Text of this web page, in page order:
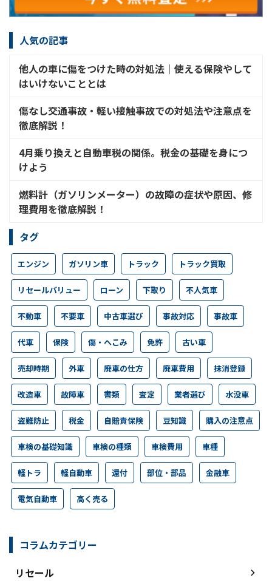
人気の記事
他人の車に傷をつけた時の対処法│使える保険やして
はいけないこととは
傷なし交通事故・軽い接触事故での対処法や注意点を
徹底解説！
4月乗り換えと自動車税の関係。税金の基礎を身につ
けよう
燃料計（ガソリンメーター）の故障の症状や原因、修
理費用を徹底解説！
タグ
エンジン ガソリン車 トラック トラック買取
リセールバリュー ローン 下取り 不人気車
不動車 不要車 中古車選び 事故対応 事故車
代車 保険 傷・へこみ 免許 古い車
売却時期 外車 廃車の仕方 廃車費用 抹消登録
改造車 故障車 書類 査定 業者選び 水没車
盗難防止 税金 自賠責保険 豆知識 購入の注意点
車検の基礎知識 車検の種類 車検費用 車種
軽トラ 軽自動車 還付 部位・部品 金融車
電気自動車 高く売る
コラムカテゴリー
リセール